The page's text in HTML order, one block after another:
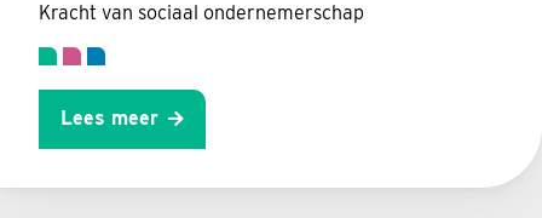
Kracht van sociaal ondernemerschap
Lees meer